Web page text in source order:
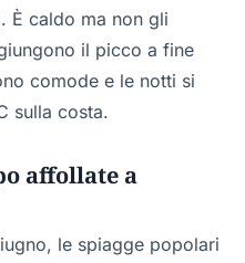
È caldo ma non gli
il picco a fine
comode e le notti si
sulla costa.
affollate a
le spiagge popolari